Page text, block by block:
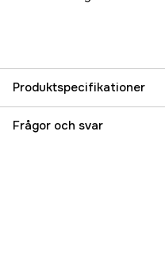
Produktspecifikationer
Referensnummer
Frågor och svar